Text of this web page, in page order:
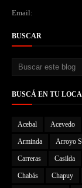
Email:
BUSCAR
BUSCÁ EN TU
Acebal Acevedo
Arminda Arroyo
Carreras Casilda
Chabás Chapuy